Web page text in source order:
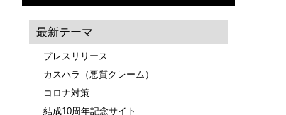
最新テーマ
プレスリリース
カスハラ（悪質クレーム）
コロナ対策
結成10周年記念サイト